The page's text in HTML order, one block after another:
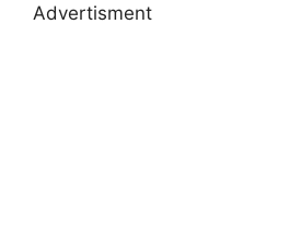
Advertisment